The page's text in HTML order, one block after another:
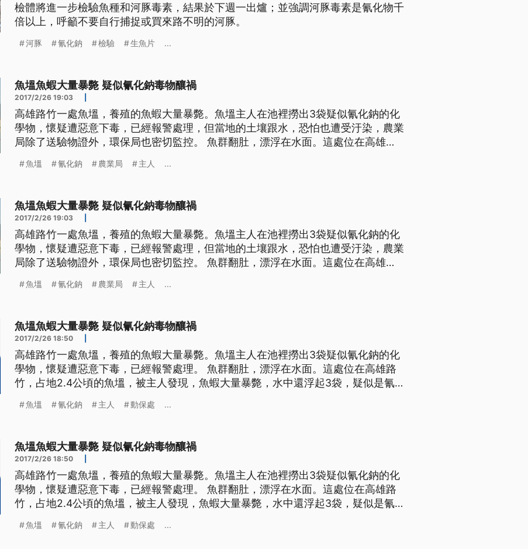
檢體將進一步檢驗魚種和河豚毒素，結果於下週一出爐；並強調河豚毒素是氰化物千
倍以上，呼籲不要自行捕捉或買來路不明的河豚。
河豚 氰化鈉 檢驗 生魚片 ...
魚塭魚蝦大量暴斃 疑似氰化鈉毒物釀禍
2017/2/26 19:03
高雄路竹一處魚塭，養殖的魚蝦大量暴斃。魚塭主人在池裡撈出3袋疑似氰化鈉的化
學物，懷疑遭惡意下毒，已經報警處理，但當地的土壤跟水，恐怕也遭受汙染，農業
局除了送驗物證外，環保局也密切監控。 魚群翻肚，漂浮在水面。這處位在高雄路
化納的化學物。 ==魚塭主人 李福瑞== 我就說這些魚都給我留著 留著 不要運出去
魚塭 氰化鈉 農業局 主人 ...
魚塭魚蝦大量暴斃 疑似氰化鈉毒物釀禍
2017/2/26 19:03
高雄路竹一處魚塭，養殖的魚蝦大量暴斃。魚塭主人在池裡撈出3袋疑似氰化鈉的化
學物，懷疑遭惡意下毒，已經報警處理，但當地的土壤跟水，恐怕也遭受汙染，農業
局除了送驗物證外，環保局也密切監控。 魚群翻肚，漂浮在水面。這處位在高雄路
化納的化學物。 ==魚塭主人 李福瑞== 我就說這些魚都給我留著 留著 不要運出去
魚塭 氰化鈉 農業局 主人 ...
魚塭魚蝦大量暴斃 疑似氰化鈉毒物釀禍
2017/2/26 18:50
高雄路竹一處魚塭，養殖的魚蝦大量暴斃。魚塭主人在池裡撈出3袋疑似氰化鈉的化
學物，懷疑遭惡意下毒，已經報警處理。 魚群翻肚，漂浮在水面。這處位在高雄路
竹，占地2.4公頃的魚塭，被主人發現，魚蝦大量暴斃，水中還浮起3袋，疑似是氰
這運出去 你即便沒有害人死掉 若是吃了(魚)發生事情 肚子痛還是怎樣
魚塭 氰化鈉 主人 動保處 ...
魚塭魚蝦大量暴斃 疑似氰化鈉毒物釀禍
2017/2/26 18:50
高雄路竹一處魚塭，養殖的魚蝦大量暴斃。魚塭主人在池裡撈出3袋疑似氰化鈉的化
學物，懷疑遭惡意下毒，已經報警處理。 魚群翻肚，漂浮在水面。這處位在高雄路
竹，占地2.4公頃的魚塭，被主人發現，魚蝦大量暴斃，水中還浮起3袋，疑似是氰
這運出去 你即便沒有害人死掉 若是吃了(魚)發生事情 肚子痛還是怎樣
魚塭 氰化鈉 主人 動保處 ...